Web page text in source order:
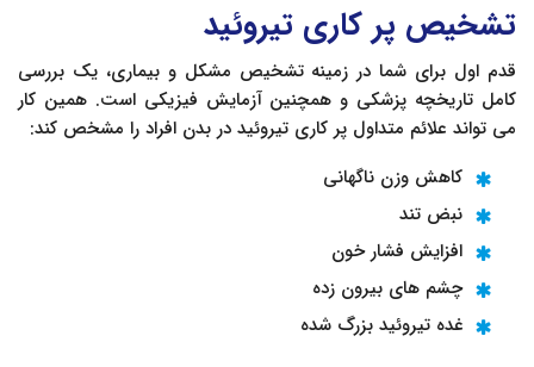
تشخیص پر کاری تیروئید
قدم اول برای شما در زمینه تشخیص مشکل و بیماری، یک بررسی
کامل تاریخچه پزشکی و همچنین آزمایش فیزیکی است. همین کار
می تواند علائم متداول پر کاری تیروئید در بدن افراد را مشخص کند:
کاهش وزن ناگهانی
نبض تند
افزایش فشار خون
چشم های بیرون زده
غده تیروئید بزرگ شده